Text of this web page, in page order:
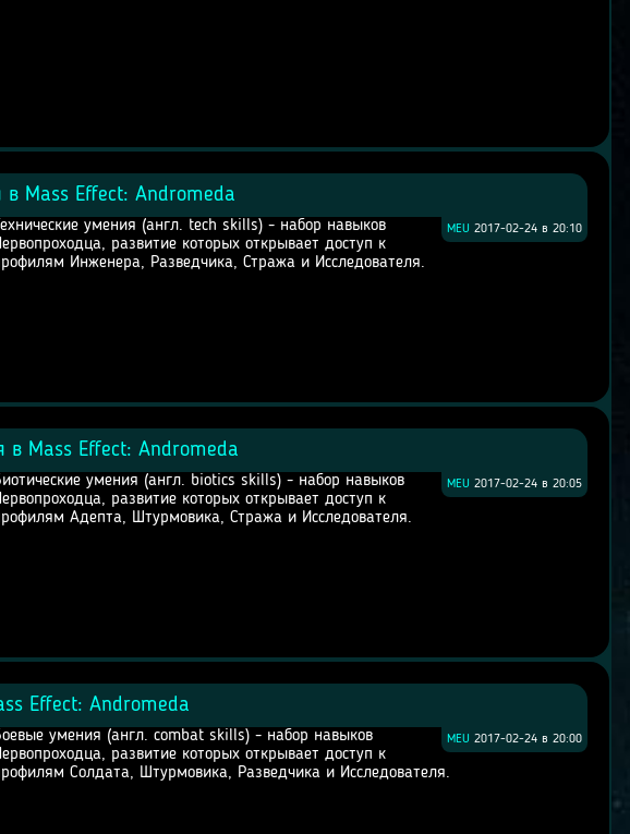
в Mass Effect: Andromeda
MEU 2017-02-24 в 20:10
умения (англ. tech skills) - набор навыков
развитие которых открывает доступ к
Инженера, Разведчика, Стража и Исследователя.
в Mass Effect: Andromeda
MEU 2017-02-24 в 20:05
умения (англ. biotics skills) - набор навыков
развитие которых открывает доступ к
Адепта, Штурмовика, Стража и Исследователя.
Effect: Andromeda
MEU 2017-02-24 в 20:00
умения (англ. combat skills) - набор навыков
развитие которых открывает доступ к
Солдата, Штурмовика, Разведчика и Исследователя.